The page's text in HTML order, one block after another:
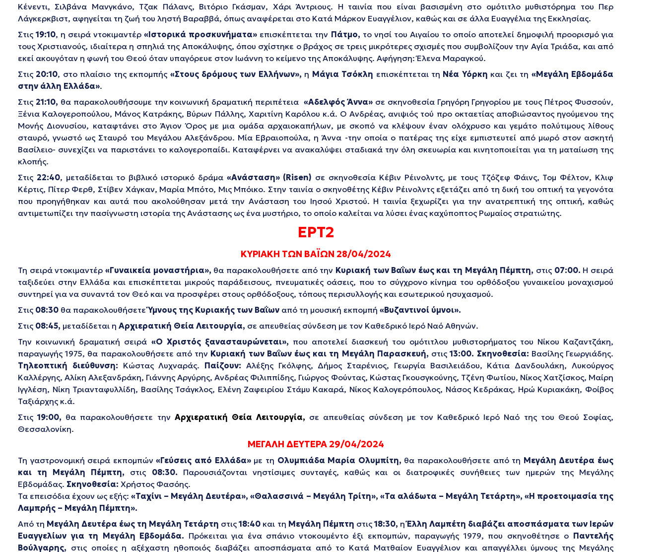
Κένεντι, Σιλβάνα Μανγκάνο, Τζακ Πάλανς, Βιτόριο Γκάσμαν, Χάρι Άντριους. Η ταινία που είναι βασισμένη στο ομότιτλο μυθιστόρημα του Περ
Λάγκερκβιστ, αφηγείται τη ζωή του ληστή Βαραββά, όπως αναφέρεται στο Κατά Μάρκον Ευαγγέλιον, καθώς και σε άλλα Ευαγγέλια της Εκκλησίας.
Στις19:10, η σειρά ντοκιμαντέρ«Ιστορικά προσκυνήματα» επισκέπτεται την Πάτμο, το νησί του Αιγαίου το οποίο αποτελεί δημοφιλή προορισμό για
τους Χριστιανούς, ιδιαίτερα η σπηλιά της Αποκάλυψης, όπου σχίστηκε ο βράχος σε τρεις μικρότερες σχισμές που συμβολίζουν την Αγία Τριάδα, και από
εκεί ακουγόταν η φωνή του Θεού όταν υπαγόρευε στον Ιωάννη το κείμενο της Αποκάλυψης. Αφήγηση: Έλενα Μαραγκού.
Στις 20:10, στο πλαίσιο της εκπομπής «Στους δρόμους των Ελλήνων», η Μάγια Τσόκλη επισκέπτεται τη Νέα Υόρκη και ζει τη «Μεγάλη Εβδομάδα
στην άλλη Ελλάδα».
Στις 21:10, θα παρακολουθήσουμε την κοινωνική δραματική περιπέτεια«Αδελφός Άννα»σε σκηνοθεσία Γρηγόρη Γρηγορίου με τους Πέτρος Φυσσούν,
Ξένια Καλογεροπούλου, Μάνος Κατράκης, Βύρων Πάλλης, Χαριτίνη Καρόλου κ.ά. Ο Ανδρέας, ανιψιός τού προ οκταετίας αποβιώσαντος ηγούμενου της
Μονής Διονυσίου, καταφτάνει στο Άγιον Όρος με μια ομάδα αρχαιοκαπήλων, με σκοπό να κλέψουν έναν ολόχρυσο και γεμάτο πολύτιμους λίθους
σταυρό, γνωστό ως Σταυρό του Μεγάλου Αλεξάνδρου. Μία Εβραιοπούλα, η Άννα -την οποία ο πατέρας της είχε εμπιστευτεί από μωρό στον ασκητή
Βασίλειο- συνεχίζει να παριστάνει το καλογεροπαίδι. Καταφέρνει να ανακαλύψει σταδιακά την όλη σκευωρία και κινητοποιείται για τη ματαίωση της
κλοπής.
Στις 22:40, μεταδίδεται το βιβλικό ιστορικό δράμα «Ανάσταση»(Risen) σε σκηνοθεσία Κέβιν Ρέινολντς, με τους Τζόζεφ Φάινς, Τομ Φέλτον, Κλιφ
Κέρτις, Πίτερ Φερθ, Στίβεν Χάγκαν, Μαρία Μπότο, Μις Μπόικο. Στην ταινία ο σκηνοθέτης Κέβιν Ρέινολντς εξετάζει από τη δική του οπτική τα γεγονότα
που προηγήθηκαν και αυτά που ακολούθησαν μετά την Ανάσταση του Ιησού Χριστού. Η ταινία ξεχωρίζει για την ανατρεπτική της οπτική, καθώς
αντιμετωπίζει την πασίγνωστη ιστορία της Ανάστασης ως ένα μυστήριο, το οποίο καλείται να λύσει ένας καχύποπτος Ρωμαίος στρατιώτης.
ΕΡΤ2
ΚΥΡΙΑΚΗ ΤΩΝ ΒΑÏΩΝ 28/04/2024
Τη σειρά ντοκιμαντέρ «Γυναικεία μοναστήρια», θα παρακολουθήσετε από την Κυριακή των Βαΐων έως και τη Μεγάλη Πέμπτη, στις 07:00. Η σειρά
ταξιδεύει στην Ελλάδα και επισκέπτεται μικρούς παράδεισους, πνευματικές οάσεις, που το σύγχρονο κίνημα του ορθόδοξου γυναικείου μοναχισμού
συντηρεί για να συναντά τον Θεό και να προσφέρει στους ορθόδοξους, τόπους περισυλλογής και εσωτερικού ησυχασμού.
Στις 08:30 θα παρακολουθήσετεΎμνους της Κυριακής των Βαΐων από τη μουσική εκπομπή «Βυζαντινοί ύμνοι».
Στις 08:45, μεταδίδεται η Αρχιερατική Θεία Λειτουργία, σε απευθείας σύνδεση με τον Καθεδρικό Ιερό Ναό Αθηνών.
Την κοινωνική δραματική σειρά «Ο Χριστός ξανασταυρώνεται», που αποτελεί διασκευή του ομότιτλου μυθιστορήματος του Νίκου Καζαντζάκη,
παραγωγής 1975, θα παρακολουθήσετε από την Κυριακή των Βαΐων έως και τη Μεγάλη Παρασκευή, στις13:00. Σκηνοθεσία: Βασίλης Γεωργιάδης.
Τηλεοπτική διεύθυνση: Κώστας Λυχναράς. Παίζουν: Αλέξης Γκόλφης, Δήμος Σταρένιος, Γεωργία Βασιλειάδου, Κάτια Δανδουλάκη, Λυκούργος
Καλλέργης, Αλίκη Αλεξανδράκη, Γιάννης Αργύρης, Ανδρέας Φιλιππίδης, Γιώργος Φούντας, Κώστας Γκουσγκούνης, Τζένη Φωτίου, Νίκος Χατζίσκος, Μαίρη
Ιγγλέση, Νίκη Τριανταφυλλίδη, Βασίλης Τσάγκλος, Ελένη Ζαφειρίου Στάμυ Κακαρά, Νίκος Καλογερόπουλος, Νάσος Κεδράκας, Ηρώ Κυριακάκη, Φοίβος
Ταξιάρχης κ.ά.
Στις19:00, θα παρακολουθήσετε την Αρχιερατική Θεία Λειτουργία, σε απευθείας σύνδεση με τον Καθεδρικό Ιερό Ναό της του Θεού Σοφίας,
Θεσσαλονίκη.
ΜΕΓΑΛΗ ΔΕΥΤΕΡΑ 29/04/2024
Τη γαστρονομική σειρά εκπομπών«Γεύσεις από Ελλάδα» με τη Ολυμπιάδα Μαρία Ολυμπίτη, θα παρακολουθήσετε από τη Μεγάλη Δευτέρα έως
και τη Μεγάλη Πέμπτη, στις 08:30. Παρουσιάζονται νηστίσιμες συνταγές, καθώς και οι διατροφικές συνήθειες των ημερών της Μεγάλης
Εβδομάδας. Σκηνοθεσία: Χρήστος Φασόης.
Τα επεισόδια έχουν ως εξής:«Ταχίνι – Μεγάλη Δευτέρα»,«Θαλασσινά – Μεγάλη Τρίτη», «Τα αλάδωτα – Μεγάλη Τετάρτη», «H προετοιμασία της
Λαμπρής – Μεγάλη Πέμπτη».
Από τη Μεγάλη Δευτέρα έως τη Μεγάλη Τετάρτη στις18:40 και τη Μεγάλη Πέμπτη στις 18:30, ηΈλλη Λαμπέτη διαβάζει αποσπάσματα των Ιερών
Ευαγγελίων για τη Μεγάλη Εβδομάδα. Πρόκειται για ένα σπάνιο ντοκουμέντο έξι εκπομπών, παραγωγής 1979, που σκηνοθέτησε ο Παντελής
Βούλγαρης, στις οποίες η αξέχαστη ηθοποιός διαβάζει αποσπάσματα από το Κατά Ματθαίον Ευαγγέλιον και απαγγέλλει ύμνους της Μεγάλης